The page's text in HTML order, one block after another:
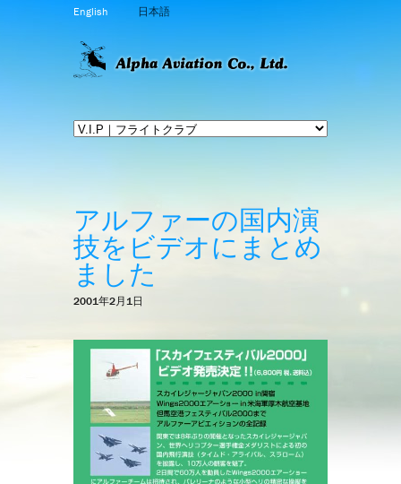
English 日本語
アルファーの国内演
技をビデオにまとめ
ました
2001年2月1日